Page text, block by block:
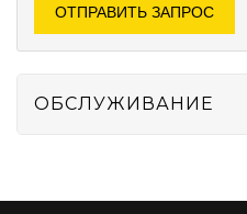
ОТПРАВИТЬ ЗАПРОС
ОБСЛУЖИВАНИЕ